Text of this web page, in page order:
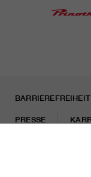
BARRIEREFREIHEIT
PRESSE